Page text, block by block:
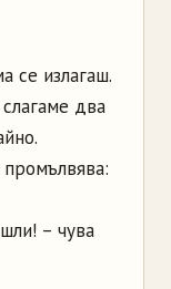
се излагаш.
два
– чува